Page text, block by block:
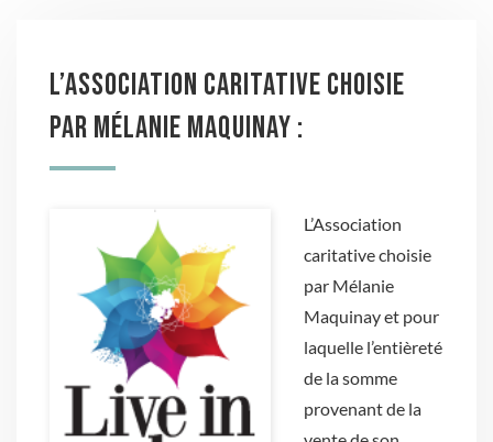
L’Association caritative choisie
par Mélanie Maquinay :
L’Association
caritative choisie
par Mélanie
Maquinay et pour
laquelle l’entièreté
de la somme
provenant de la